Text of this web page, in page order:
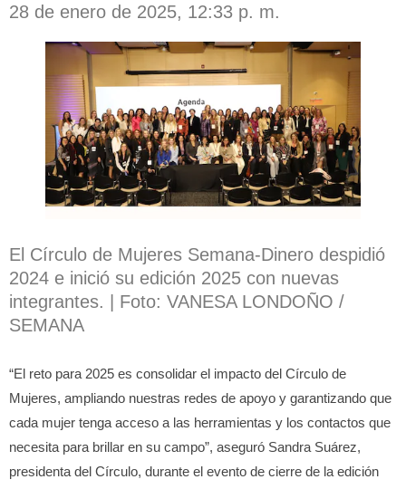
28 de enero de 2025, 12:33 p. m.
El Círculo de Mujeres Semana-Dinero despidió
2024 e inició su edición 2025 con nuevas
integrantes. | Foto: VANESA LONDOÑO /
SEMANA
“El reto para 2025 es consolidar el impacto del Círculo de
Mujeres, ampliando nuestras redes de apoyo y garantizando que
cada mujer tenga acceso a las herramientas y los contactos que
necesita para brillar en su campo”, aseguró Sandra Suárez,
presidenta del Círculo, durante el evento de cierre de la edición